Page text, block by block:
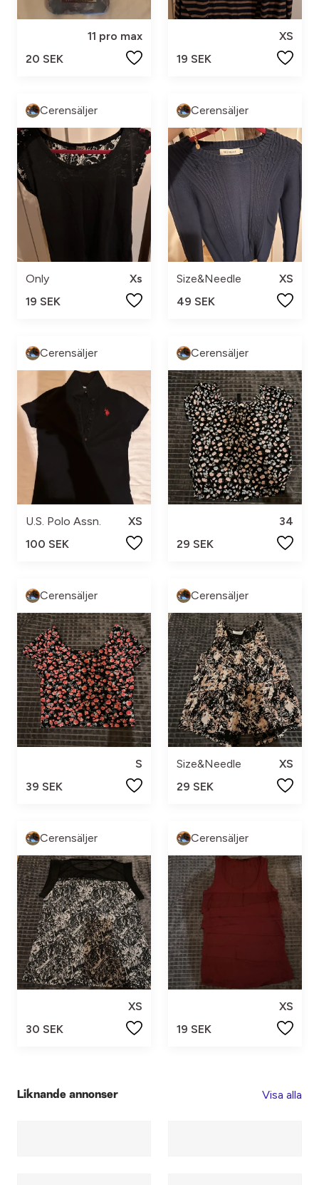
11 pro max
20 SEK
XS
19 SEK
Cerensäljer
Only
Xs
19 SEK
Cerensäljer
Size&Needle
XS
49 SEK
Cerensäljer
U.S. Polo Assn.
XS
100 SEK
Cerensäljer
34
29 SEK
Cerensäljer
S
39 SEK
Cerensäljer
Size&Needle
XS
29 SEK
Cerensäljer
XS
30 SEK
Cerensäljer
XS
19 SEK
Liknande annonser Visa alla